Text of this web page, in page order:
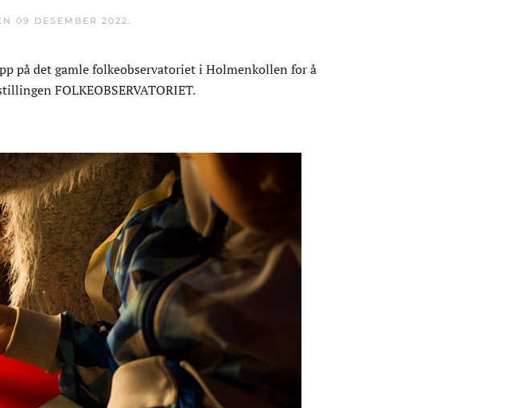
09 DESEMBER 2022.
på det gamle folkeobservatoriet i Holmenkollen for å
FOLKEOBSERVATORIET.